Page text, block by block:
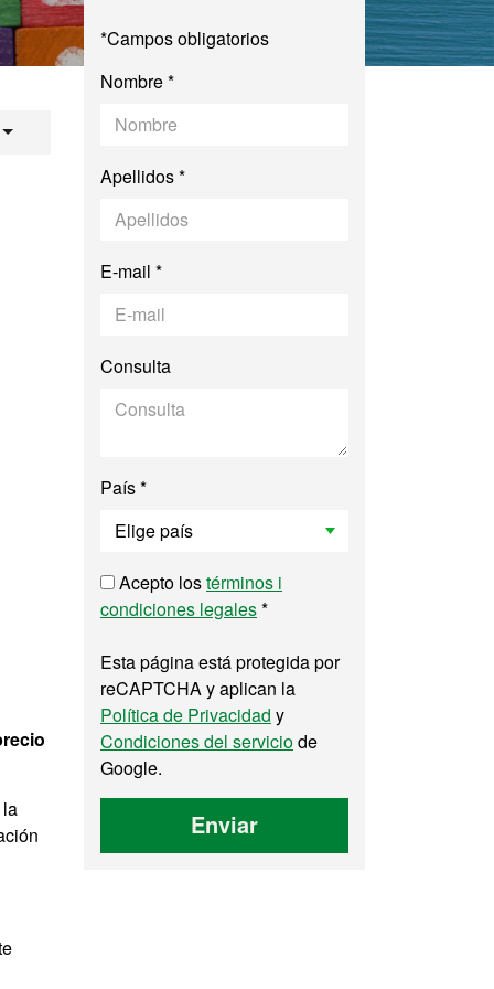
*Campos obligatorios
Nombre *
Apellidos *
E-mail *
Consulta
País *
Acepto lostérminos i
condiciones legales*
Esta página está protegida por
reCAPTCHA y aplican la
Política de Privacidad y
Condiciones del serviciode
Google.
Enviar